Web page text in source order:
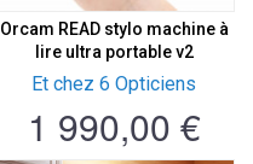
Orcam READ stylo machine à
lire ultra portable v2
Et chez 6 Opticiens
1 990,00 €